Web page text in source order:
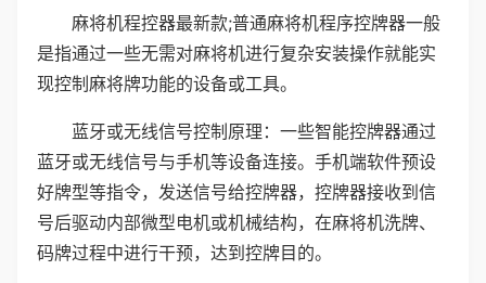
麻将机程控器最新款;普通麻将机程序控牌器一般
是指通过一些无需对麻将机进行复杂安装操作就能实
现控制麻将牌功能的设备或工具。
蓝牙或无线信号控制原理：一些智能控牌器通过
蓝牙或无线信号与手机等设备连接。手机端软件预设
好牌型等指令，发送信号给控牌器，控牌器接收到信
号后驱动内部微型电机或机械结构，在麻将机洗牌、
码牌过程中进行干预，达到控牌目的。